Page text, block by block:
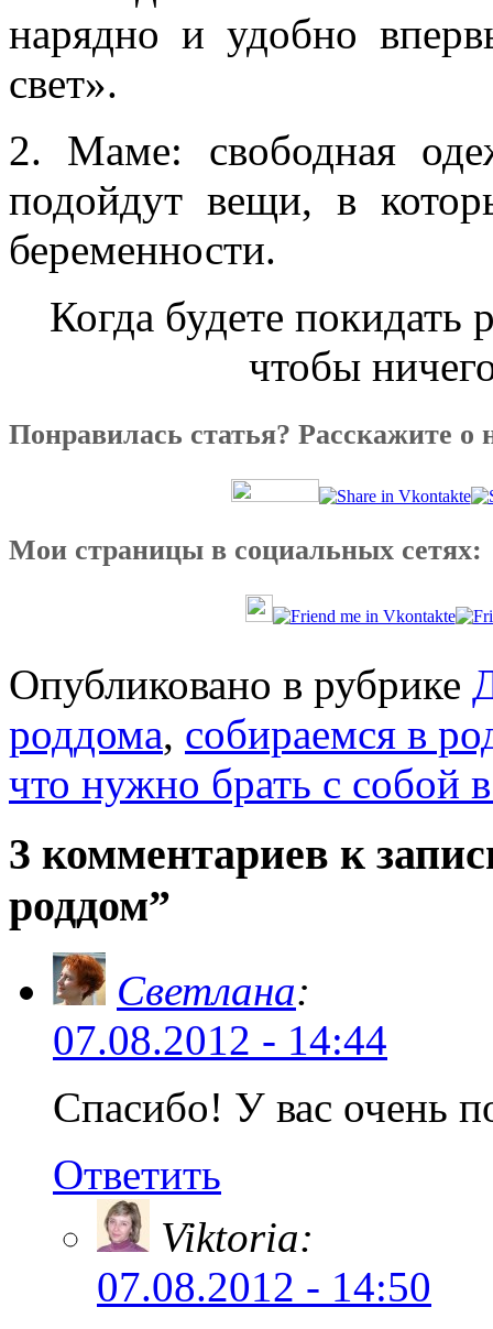
нарядно и удобно
свет».
2. Маме: свободная
подойдут вещи, в
беременности.
Когда будете покидать
чтобы
Понравилась статья? Расскажите о
Мои страницы в социальных сетях:
Опубликовано в рубрике
роддома, собираемся в
что нужно брать с собой
3 комментариев к
роддом”
Светлана:
07.08.2012 - 14:44
Спасибо! У вас очень
Ответить
Viktoria:
07.08.2012 - 14:50